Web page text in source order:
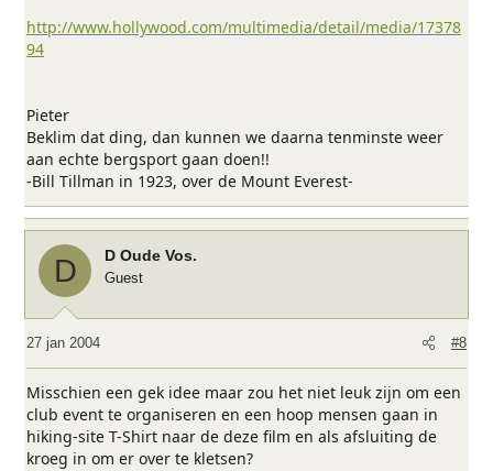
http://www.hollywood.com/multimedia/detail/media/17378
94
Pieter
Beklim dat ding, dan kunnen we daarna tenminste weer
aan echte bergsport gaan doen!!
-Bill Tillman in 1923, over de Mount Everest-
D D Oude Vos.
Guest
27 jan 2004 #8
Misschien een gek idee maar zou het niet leuk zijn om een
club event te organiseren en een hoop mensen gaan in
hiking-site T-Shirt naar de deze film en als afsluiting de
kroeg in om er over te kletsen?